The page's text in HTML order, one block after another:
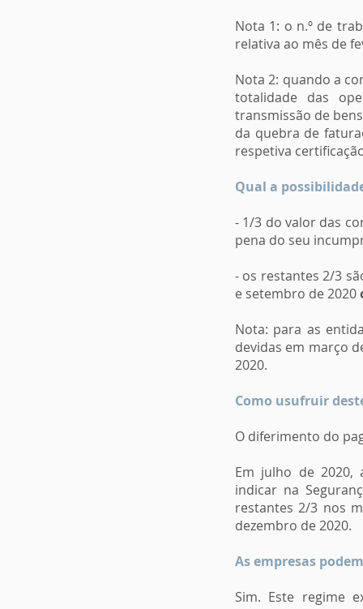
Nota 1: o n.º de
relativa ao mês de
Nota 2: quando a
totalidade das
transmissão de
da quebra de
respetiva
Qual a
- 1/3 do valor das
pena do seu
- os restantes 2/3
e setembro de 2020
Nota: para as
devidas em março
2020.
Como usufruir
O diferimento do
Em julho de 2020,
indicar na
restantes 2/3 nos
dezembro de 2020.
As empresas
Sim. Este regime